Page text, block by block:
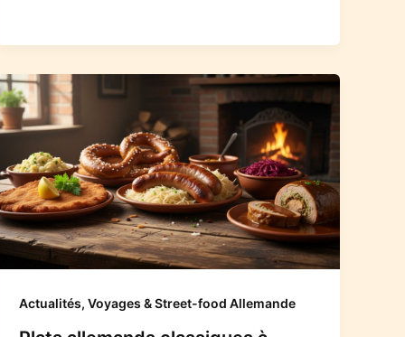
Actualités, Voyages & Street-food Allemande